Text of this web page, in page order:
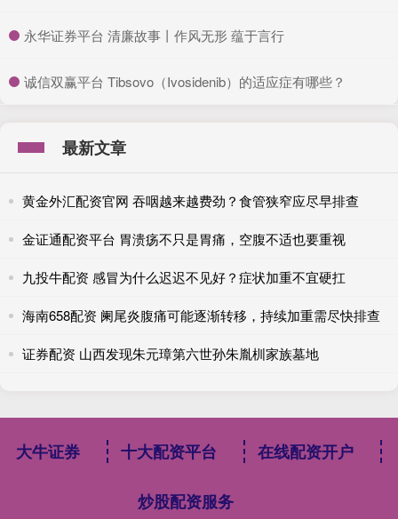
​永华证券平台 清廉故事丨作风无形 蕴于言行
​诚信双赢平台 Tibsovo（Ivosidenib）的适应症有哪些？
最新文章
黄金外汇配资官网 吞咽越来越费劲？食管狭窄应尽早排查
金证通配资平台 胃溃疡不只是胃痛，空腹不适也要重视
九投牛配资 感冒为什么迟迟不见好？症状加重不宜硬扛
海南658配资 阑尾炎腹痛可能逐渐转移，持续加重需尽快排查
证券配资 山西发现朱元璋第六世孙朱胤杊家族墓地
大牛证券 十大配资平台 在线配资开户
炒股配资服务